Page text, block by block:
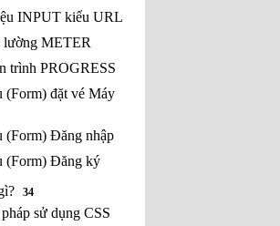
INPUT kiểu URL
lường METER
trình PROGRESS
(Form) đặt vé Máy
(Form) Đăng nhập
(Form) Đăng ký
34
sử dụng CSS